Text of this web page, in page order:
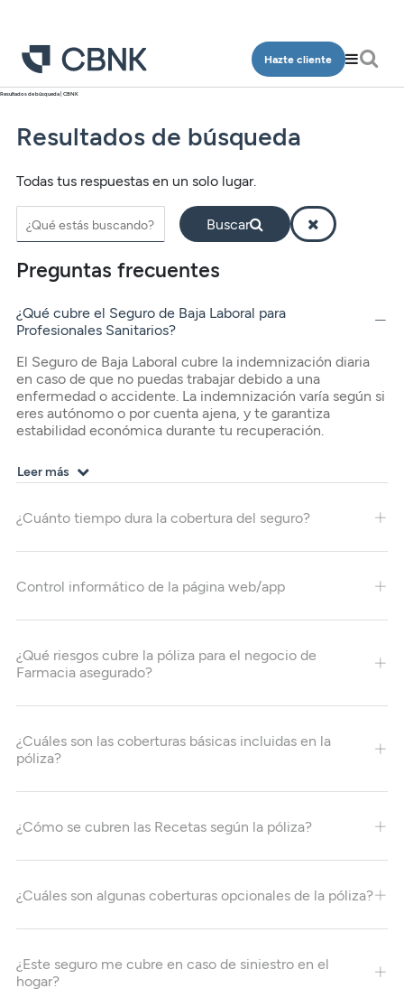
Hazte cliente
Personas
Programa Más CBNK
Depósitos
Financiación
Inversión
Planes de pensiones
Seguros
Servicios
Empresa
Financiación
Avales
Banca Partner
Inversión
Tarjetas
Seguros
Planes de pensiones
Ingeniería
Programa Más CBNK
Financiación
Inversión
Planes de pensiones
Tarjetas
Seguros
Salud
Cuentas
Depósitos
Financiación
Inversión
Planes de pensiones
Tarjetas
Oficinas
Contacto
ES
Acceso clientes
Resultados de búsqueda | CBNK
Resultados de búsqueda
Todas tus respuestas en un solo lugar.
Buscar
Preguntas frecuentes
¿Qué cubre el Seguro de Baja Laboral para
Profesionales Sanitarios?
El Seguro de Baja Laboral cubre la indemnización diaria
en caso de que no puedas trabajar debido a una
enfermedad o accidente. La indemnización varía según si
eres autónomo o por cuenta ajena, y te garantiza
estabilidad económica durante tu recuperación.
Leer más
¿Cuánto tiempo dura la cobertura del seguro?
Control informático de la página web/app
¿Qué riesgos cubre la póliza para el negocio de
Farmacia asegurado?
¿Cuáles son las coberturas básicas incluidas en la
póliza?
¿Cómo se cubren las Recetas según la póliza?
¿Cuáles son algunas coberturas opcionales de la póliza?
¿Este seguro me cubre en caso de siniestro en el
hogar?